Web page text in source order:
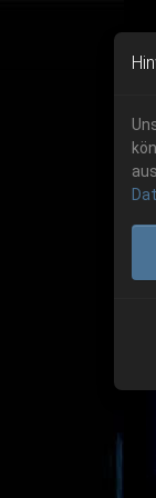
Skip to main
Skip to main content
Skip to page footer
06.-08. Get